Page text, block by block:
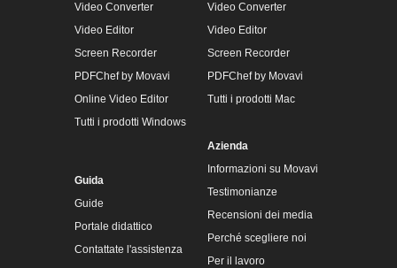
Video Converter
Video Editor
Screen Recorder
PDFChef by Movavi
Online Video Editor
Tutti i prodotti Windows
Video Converter
Video Editor
Screen Recorder
PDFChef by Movavi
Tutti i prodotti Mac
Guida
Guide
Portale didattico
Contattate l'assistenza
Azienda
Informazioni su Movavi
Testimonianze
Recensioni dei media
Perché scegliere noi
Per il lavoro